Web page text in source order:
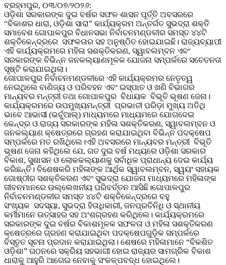
ବ୍ରହ୍ମପୁର, ୦୩/୦୭/୨୦୨୬:
ଓଡ଼ିଶା ସରକାରଙ୍କ ଦୁଇ ବର୍ଷର ସଫଳ ଶାସନ ପୂର୍ତ୍ତି ଅବସରରେ
“ବିକାଶର ଧାରା, ଓଡ଼ିଶା ସାରା” କାର୍ଯ୍ୟକ୍ରମ ଅନ୍ତର୍ଗତ ସୁଭଦ୍ରା ଶକ୍ତି
ସମାବେଶ ଗୋପାଳପୁର ବିଧାନସଭା ନିର୍ବାଚନମଣ୍ଡଳୀର ସମସ୍ତ ୪୪ଟି
ଶକ୍ତିକେନ୍ଦ୍ରରେ ସଫଳତାର ସହ ଅନୁଷ୍ଠିତ ହୋଇଯାଇଛି। ରାଜ୍ୟବ୍ୟାପୀ
ଏହି କାର୍ଯ୍ୟକ୍ରମରେ ମହିଳା ସଶକ୍ତିକରଣ, ସ୍ୱାବଲମ୍ବନ ଏବଂ
ସରକାରଙ୍କ ବିଭିନ୍ନ ଜନକଲ୍ୟାଣମୂଳକ ଯୋଜନା ସମ୍ପର୍କରେ ସଚେତନତା
ସୃଷ୍ଟି କରାଯାଇଥିଲା।
ଗୋପାଳପୁର ନିର୍ବାଚନମଣ୍ଡଳୀରେ ଏହି କାର୍ଯ୍ୟକ୍ରମର ନେତୃତ୍ୱ
ନେଇଥିଲେ ବାଣିଜ୍ୟ ଓ ପରିବହନ ଏବଂ ଇସ୍ପାତ ଓ ଖଣି ବିଭାଗର
ମାନ୍ୟବର ମନ୍ତ୍ରୀ ତଥା ଗୋପାଳପୁର ବିଧାୟକ ବିଭୂତି ଭୂଷଣ ଜେନା।
କାର୍ଯ୍ୟକ୍ରମରେ ଉପମୁଖ୍ୟମନ୍ତ୍ରୀ ପ୍ରଭାତୀ ପରିଡ଼ା ମୁଖ୍ୟ ଅତିଥି
ଭାବେ ଆଭାସୀ (ଭର୍ଚୁଆଲ୍) ମାଧ୍ୟମରେ ମାଧ୍ୟମରେ ଯୋଗଦେଇ
କେନ୍ଦ୍ର ଓ ରାଜ୍ୟ ସରକାରଙ୍କ ମହିଳା ସଶକ୍ତିକରଣ, ସ୍ୱାବଲମ୍ବନ ଓ
ଜନକଲ୍ୟାଣ କ୍ଷେତ୍ରରେ ଗ୍ରହଣ କରାଯାଇଥିବା ବିଭିନ୍ନ ପଦକ୍ଷେପ
ସମ୍ପର୍କରେ ମତ ରଖିଥିଲେ।ଏହି ଅବସରରେ ମାନ୍ୟବର ମନ୍ତ୍ରୀ ବିଭୂତି
ଭୂଷଣ ଜେନା କହିଥିଲେ ଯେ, ଗତ ଦୁଇ ବର୍ଷ ମଧ୍ୟରେ ଓଡ଼ିଶା ସରକାର
ବିକାଶ, ସୁଶାସନ ଓ ଲୋକକଲ୍ୟାଣକୁ ସର୍ବାଧିକ ପ୍ରାଧାନ୍ୟ ଦେଇ କାର୍ଯ୍ୟ
କରିଛନ୍ତି। ବିଶେଷକରି ମହିଳାଙ୍କ ଆର୍ଥିକ ସ୍ୱାବଲମ୍ବନ, ସ୍ୱୟଂ ସହାୟକ
ଗୋଷ୍ଠୀର ସଶକ୍ତିକରଣ ଏବଂ ସୁଭଦ୍ରା ଯୋଜନା ମାଧ୍ୟମରେ ମହିଳାଙ୍କ
ଜୀବନମାନରେ ଉଲ୍ଲେଖନୀୟ ପରିବର୍ତ୍ତନ ଆସିଛି।ଗୋପାଳପୁର
ନିର୍ବାଚନମଣ୍ଡଳୀର ସମସ୍ତ ୪୪ଟି ଶକ୍ତିକେନ୍ଦ୍ରରେ ବହୁ
ସଂଖ୍ୟକ ସଦସ୍ୟା, ସୁଭଦ୍ରା ହିତାଧିକାରୀ, ଜନପ୍ରତିନିଧି ଓ ସ୍ଥାନୀୟ
କର୍ମୀମାନେ ଉତ୍ସାହର ସହ ଅଂଶଗ୍ରହଣ କରିଥିଲେ। କାର୍ଯ୍ୟକ୍ରମରେ
ସରକାରଙ୍କ ଦୁଇ ବର୍ଷର ବିକାଶମୂଳକ ସଫଳତା ଓ ମହିଳା ସଶକ୍ତିକରଣ
କ୍ଷେତ୍ରରେ ଗ୍ରହଣ କରାଯାଇଥିବା ପଦକ୍ଷେପଗୁଡ଼ିକ ସମ୍ପର୍କରେ
ବିସ୍ତୃତ ସୂଚନା ପ୍ରଦାନ କରାଯାଇଥିଲା। ଶେଷରେ ମହିଳାମାନେ “ବିକଶିତ
ଓଡ଼ିଶା” ଗଠନରେ ସକ୍ରିୟ ସହଭାଗୀ ହୋଇ ରାଜ୍ୟର ସାମଗ୍ରିକ ବିକାଶ
ଧାରାକୁ ଆହୁରି ଆଗେଇ ନେବାକୁ ସଂକଳ୍ପବଦ୍ଧ ହୋଇଥିଲେ।